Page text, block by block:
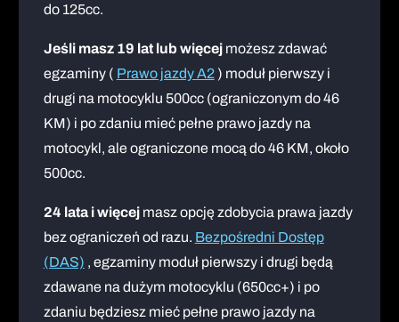
do 125cc.
Jeśli masz 19 lat lub więcejmożesz zdawać
egzaminy ( Prawo jazdy A2 ) moduł pierwszy i
drugi na motocyklu 500cc (ograniczonym do 46
KM) i po zdaniu mieć pełne prawo jazdy na
motocykl, ale ograniczone mocą do 46 KM, około
500cc.
24 lata i więcejmasz opcję zdobycia prawa jazdy
bez ograniczeń od razu. Bezpośredni Dostęp
(DAS) , egzaminy moduł pierwszy i drugi będą
zdawane na dużym motocyklu (650cc+) i po
zdaniu będziesz mieć pełne prawo jazdy na